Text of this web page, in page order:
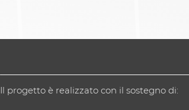
Il progetto è realizzato con il sostegno di: